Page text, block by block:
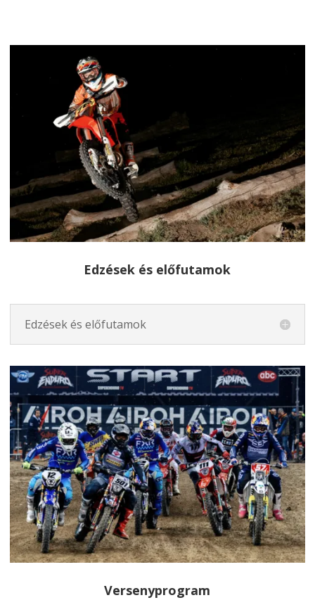
Edzések és előfutamok
Edzések és előfutamok
Versenyprogram